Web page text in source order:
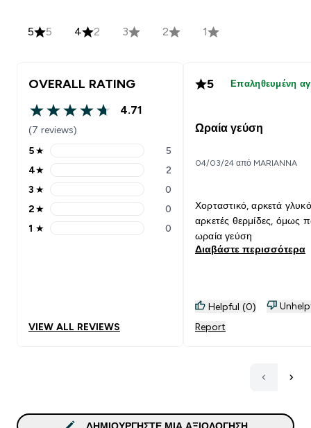
5 5 4 2 3 2 1
OVERALL RATING
4.71 out of 5 stars
4.71
(7 reviews)
5 stars rating 5 reviews
5★ 5
4 stars rating 2 reviews
4★ 2
3 stars rating 0 reviews
3 ★ 0
2 stars rating 0 reviews
2★ 0
1 stars rating 0 reviews
1 ★ 0
VIEW ALL REVIEWS
5 Επαληθευμένη
Ωραία γεύση
04/03/24 από MARIANNA
Χορταστικό, αρκετά
αρκετές θερμίδες, όμως
ωραία γεύση
Διαβάστε περισσότερα
Helpful (0)
Report
ΔΗΜΙΟΥΡΓΉΣΤΕ ΜΙΑ ΑΞΙΟΛΌΓΗΣΗ